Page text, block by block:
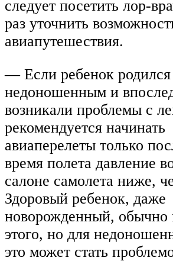
следует посетить лор-
раз уточнить
авиапутешествия.
— Если ребенок родился
недоношенным и
возникали проблемы с
рекомендуется начинать
авиаперелеты только
время полета давление
салоне самолета ниже,
Здоровый ребенок, даже
новорожденный, обычно
этого, но для
это может стать